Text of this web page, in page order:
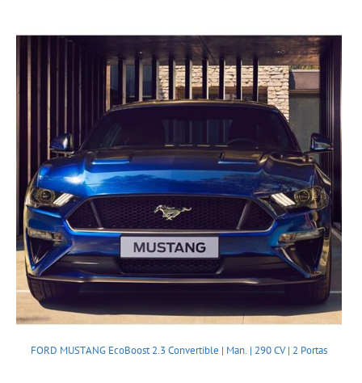
FORD MUSTANG EcoBoost 2.3 Convertible | Man. | 290 CV | 2 Portas